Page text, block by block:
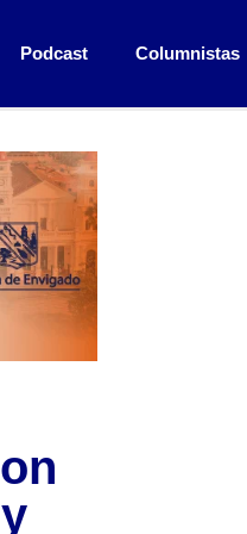
Podcast Columnistas